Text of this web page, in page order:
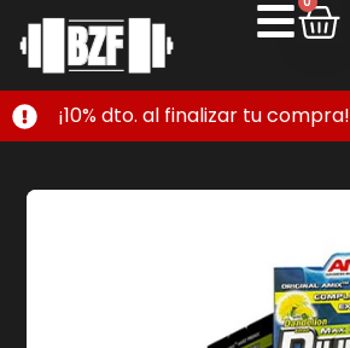
¡10% dto. al finalizar tu compra!